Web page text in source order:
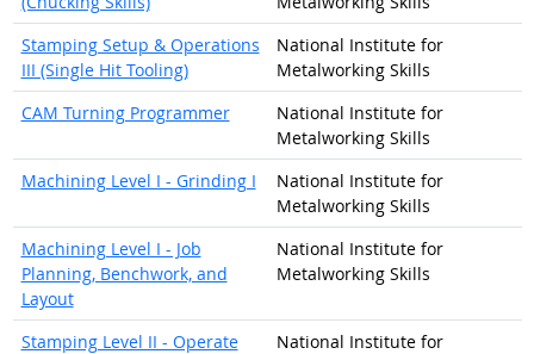
Stamping Setup & Operations
III (Single Hit Tooling)
National Institute for
Metalworking Skills
CAM Turning Programmer
National Institute for
Metalworking Skills
Machining Level I - Grinding I
National Institute for
Metalworking Skills
Machining Level I - Job
Planning, Benchwork, and
Layout
National Institute for
Metalworking Skills
Stamping Level II - Operate
National Institute for